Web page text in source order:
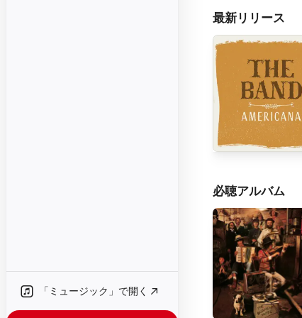
「ミュージック」で開く
最新リリース
必聴アルバム